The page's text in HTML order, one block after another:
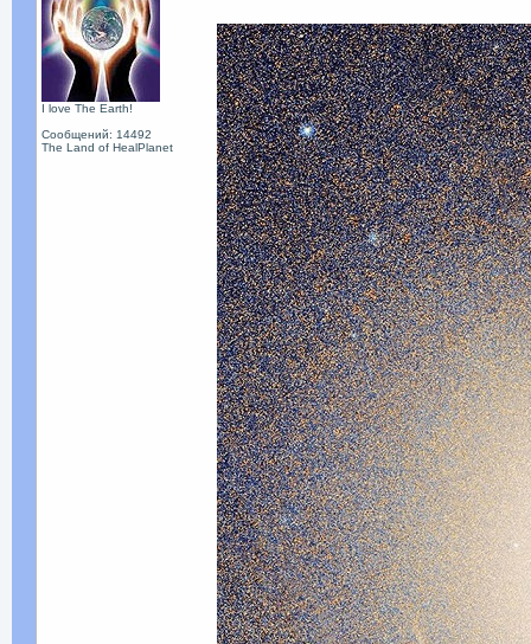
I love The Earth!
Сообщений: 14492
The Land of HealPlanet